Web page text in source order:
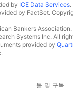
by ICE Data Services.
by FactSet.
Bankers Association.
Systems Inc. All
provided by
툴 및 구독